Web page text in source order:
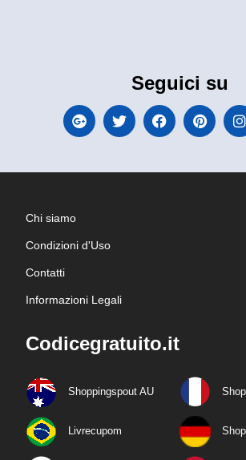
Seguici su
Chi siamo
Condizioni d'Uso
Contatti
Informazioni Legali
Codicegratuito.it
Shoppingspout AU
Livrecupom